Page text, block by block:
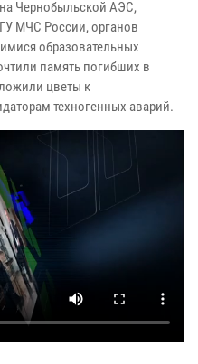
Чернобыльской АЭС,
МЧС России, органов
образовательных
память погибших в
цветы к
техногенных аварий.